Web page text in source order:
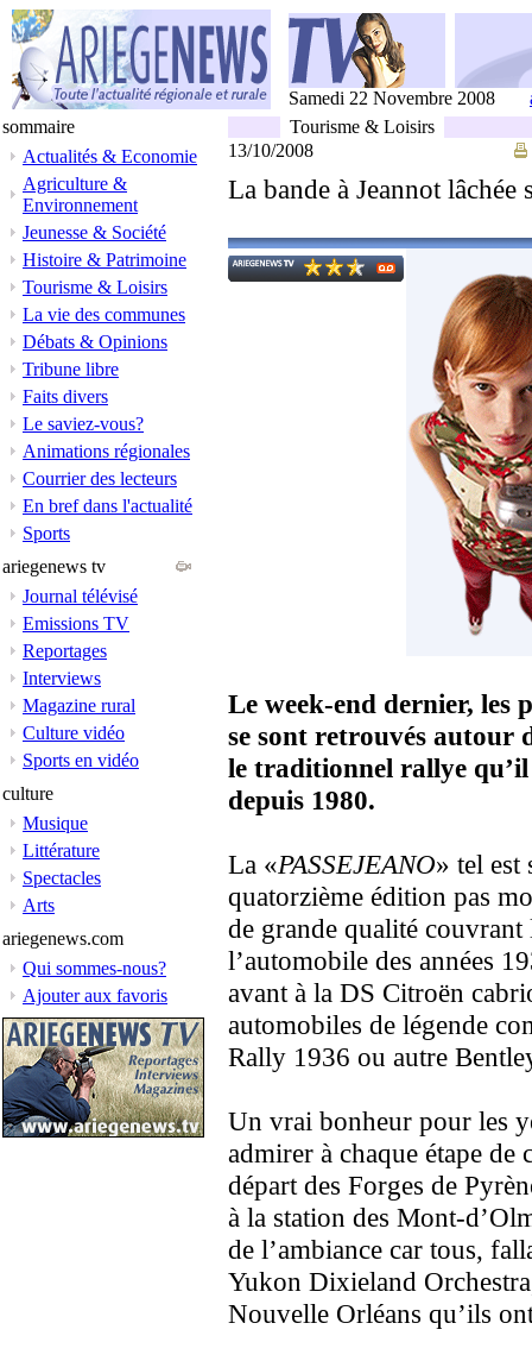
Samedi 22 Novembre 2008
sommaire
Actualités & Economie
Agriculture &
Environnement
Jeunesse & Société
Histoire & Patrimoine
Tourisme & Loisirs
La vie des communes
Débats & Opinions
Tribune libre
Faits divers
Le saviez-vous?
Animations régionales
Courrier des lecteurs
En bref dans l'actualité
Sports
ariegenews tv
Journal télévisé
Emissions TV
Reportages
Interviews
Magazine rural
Culture vidéo
Sports en vidéo
culture
Musique
Littérature
Spectacles
Arts
ariegenews.com
Qui sommes-nous?
Ajouter aux favoris
Tourisme & Loisirs
13/10/2008
La bande à Jeannot
Le week-end dernier, les
se sont retrouvés autour
le traditionnel rallye qu’il
depuis 1980.
La «PASSEJEANO» tel est
quatorzième édition pas
de grande qualité couvrant
l’automobile des années
avant à la DS Citroën
automobiles de légende
Rally 1936 ou autre
Un vrai bonheur pour les
admirer à chaque étape de
départ des Forges de
à la station des Mont-
de l’ambiance car tous,
Yukon Dixieland
Nouvelle Orléans qu’ils